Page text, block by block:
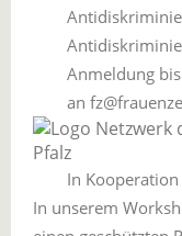
Anmeldung
an
In
In unserem